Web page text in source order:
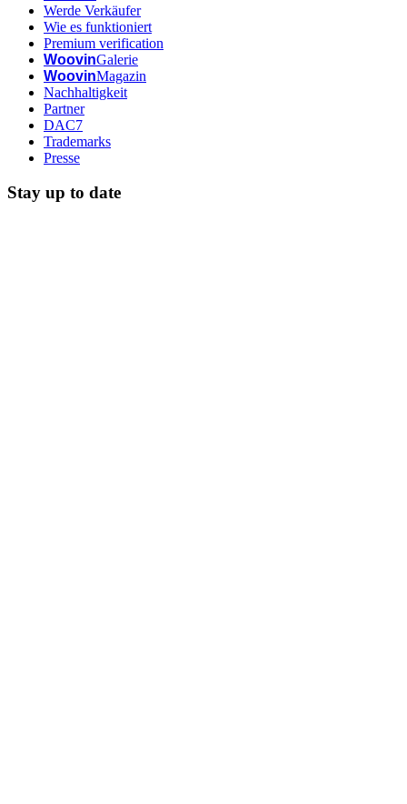
Werde Verkäufer
Wie es funktioniert
Premium verification
WoovinGalerie
WoovinMagazin
Nachhaltigkeit
Partner
DAC7
Trademarks
Presse
Stay up to date